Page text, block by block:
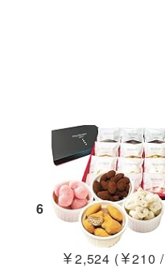
6
￥2,524 (￥210 /